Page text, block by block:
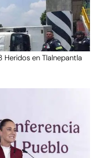
Heridos en Tlalnepantla